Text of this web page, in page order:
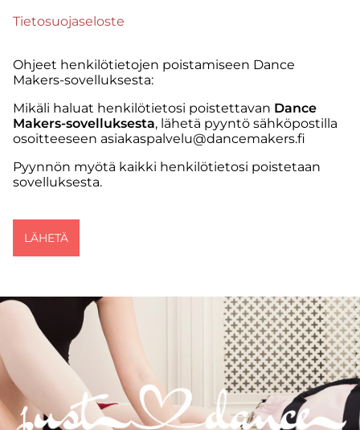
Tietosuojaseloste
Ohjeet henkilötietojen poistamiseen Dance
Makers-sovelluksesta:
Mikäli haluat henkilötietosi poistettavan Dance
Makers-sovelluksesta, lähetä pyyntö sähköpostilla
osoitteeseen asiakaspalvelu@dancemakers.fi
Pyynnön myötä kaikki henkilötietosi poistetaan
sovelluksesta.